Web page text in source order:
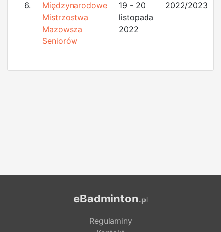
6.
Międzynarodowe
Mistrzostwa
Mazowsza
Seniorów
19 - 20
listopada
2022
2022/2023
eBadminton.pl
Regulaminy